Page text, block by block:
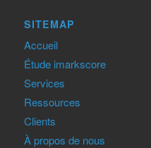
SITEMAP
Accueil
Étude imarkscore
Services
Ressources
Clients
À propos de nous